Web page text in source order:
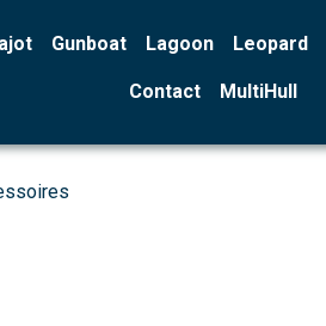
Gunboat Lagoon Leopard
Contact MultiHull